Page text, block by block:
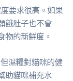
要求很高。如果
餓肚子也不會
物的新鮮度。
濕糧對貓咪的健
助貓咪補充水